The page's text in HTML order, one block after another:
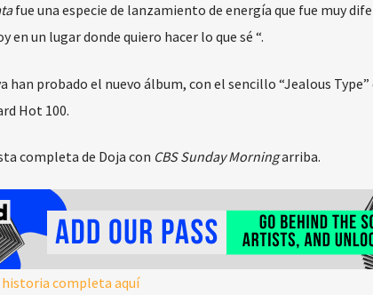
fue una especie de lanzamiento de energía que fue muy
en un lugar donde quiero hacer lo que sé “.
han probado el nuevo álbum, con el sencillo “Jealous
Hot 100.
completa de Doja con CBS Sunday Morningarriba.
historia completa aquí